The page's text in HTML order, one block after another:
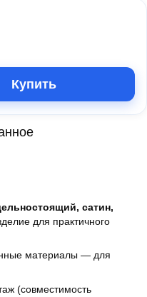
Купить
сатин,
для практичного
материалы — для
(совместимость